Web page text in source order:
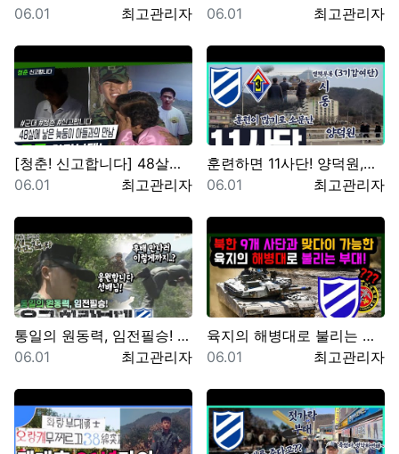
등록자
최고관리자
등록일
06.01
등록자
최고관리자
등록일
06.01
[청춘! 신고합니다] 48살에 낳은 늦둥이 아들과의 만…
등록자
최고관리자
등록일
06.01
훈련하면 11사단! 양덕원,시동(feat.3기갑여단)
등록자
최고관리자
등록일
06.01
통일의 원동력, 임전필승! 육군 화랑부대???? [TV…
등록자
최고관리자
등록일
06.01
육지의 해병대로 불리는 육군 제11기동사단 화랑부대. …
등록자
최고관리자
등록일
06.01